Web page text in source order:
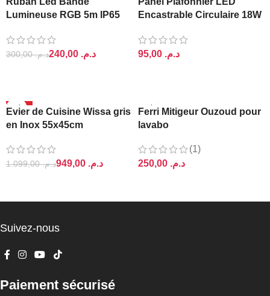
Lumineuse RGB 5m IP65
د.م.300,00 د.م.
Encastrable Circulaire 18W
د.م.
-14%
Evier de Cuisine Wissa gris
en Inox 55x45cm
د.م.1.099,00 د.م.
Ferri Mitigeur Ouzoud pour
lavabo
(1)
د.م.
Suivez-nous
Paiement sécurisé